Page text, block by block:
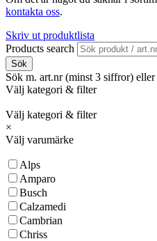
kontakta oss.
Skriv ut produktlista
Products search
Sök
Sök m. art.nr (minst 3 siffror)
Välj kategori & filter
Välj kategori & filter
×
Välj varumärke
Alps
Amparo
Busch
Calzamedi
Cambrian
Chriss